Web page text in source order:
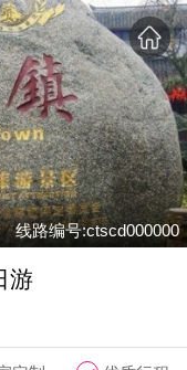
线路编号:ctscd000000
游